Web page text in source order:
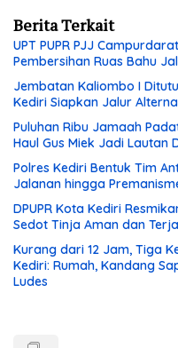
Berita Terkait
UPT PUPR PJJ
Pembersihan Ruas Bahu
Jembatan Kaliombo I
Kediri Siapkan Jalur
Puluhan Ribu Jamaah
Haul Gus Miek Jadi Lautan
Polres Kediri Bentuk Tim
Jalanan hingga
DPUPR Kota Kediri
Sedot Tinja Aman dan
Kurang dari 12 Jam, Tiga
Kediri: Rumah, Kandang
Ludes